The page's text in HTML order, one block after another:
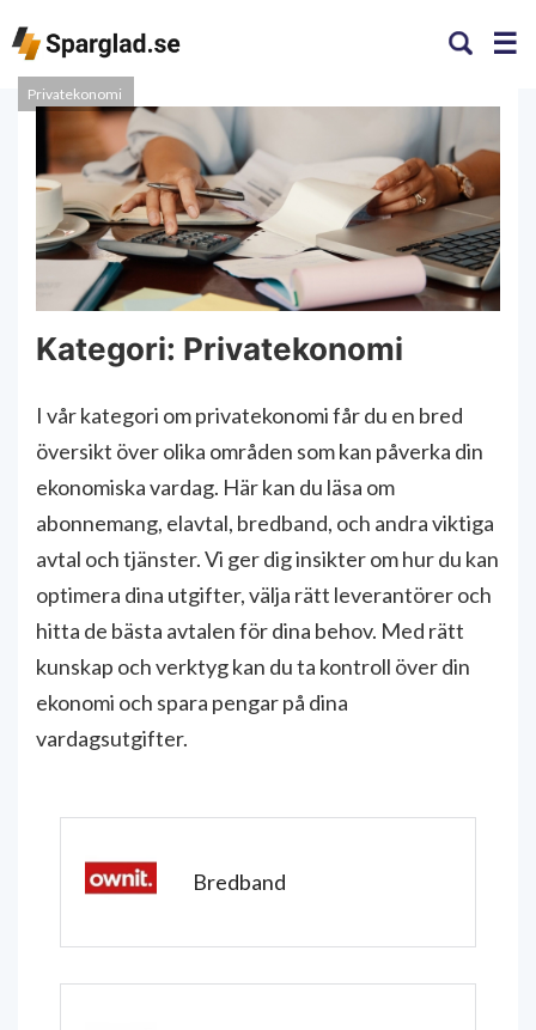
Privatekonomi
Kategori: Privatekonomi
I vår kategori om privatekonomi får du en bred
översikt över olika områden som kan påverka din
ekonomiska vardag. Här kan du läsa om
abonnemang, elavtal, bredband, och andra viktiga
avtal och tjänster. Vi ger dig insikter om hur du kan
optimera dina utgifter, välja rätt leverantörer och
hitta de bästa avtalen för dina behov. Med rätt
kunskap och verktyg kan du ta kontroll över din
ekonomi och spara pengar på dina
vardagsutgifter.
Bredband